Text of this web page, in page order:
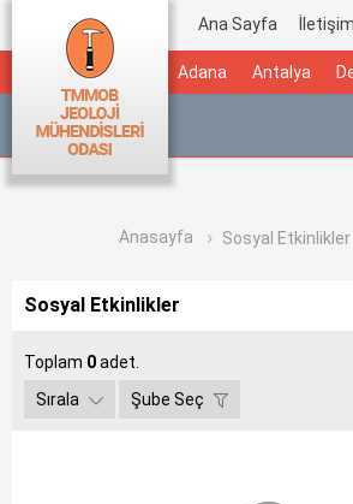
Ana Sayfa İletişim
Adana Antalya
Anasayfa Sosyal Etkinlikler
Sosyal Etkinlikler
Toplam 0adet.
Sırala
Şube Seç